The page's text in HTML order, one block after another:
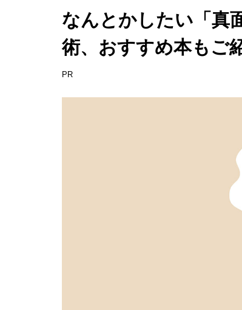
なんとかしたい「真
術、おすすめ本もご
PR